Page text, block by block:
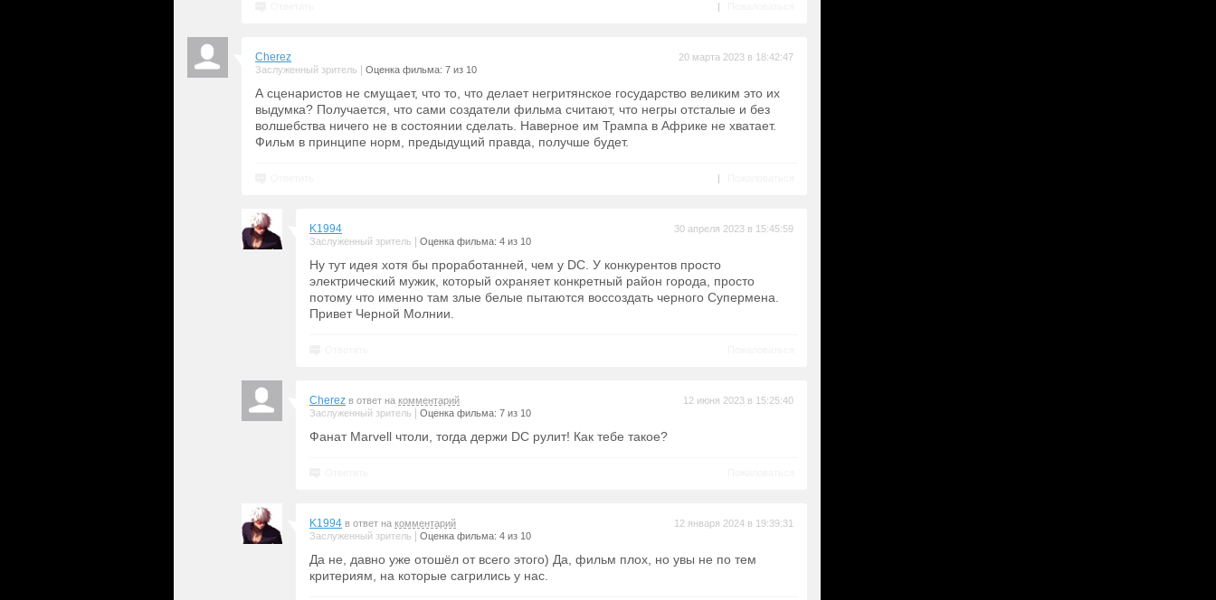
|
Cherez
Заслуженный зритель Оценка фильма: 7 из 10
20 марта 2023 в 18:42:47
А сценаристов не смущает, что то, что делает негритянское государство великим это их
выдумка? Получается, что сами создатели фильма считают, что негры отсталые и без
волшебства ничего не в состоянии сделать. Наверное им Трампа в Африке не хватает.
Фильм в принципе норм, предыдущий правда, получше будет.
|
K1994
Заслуженный зритель Оценка фильма: 4 из 10
30 апреля 2023 в 15:45:59
Ну тут идея хотя бы проработанней, чем у DC. У конкурентов просто
электрический мужик, который охраняет конкретный район города, просто
потому что именно там злые белые пытаются воссоздать черного Супермена.
Привет Черной Молнии.
Cherez в ответ на комментарий
Заслуженный зритель
Оценка фильма: 7 из 10
12 июня 2023 в 15:25:40
Фанат Marvell чтоли, тогда держи DC рулит! Как тебе такое?
K1994 в ответ на комментарий
Заслуженный зритель
Оценка фильма: 4 из 10
12 января 2024 в 19:39:31
Да не, давно уже отошёл от всего этого) Да, фильм плох, но увы не по тем
критериям, на которые сагрились у нас.